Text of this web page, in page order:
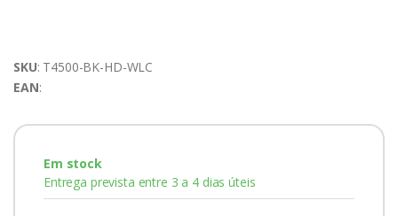
SKU: T4500-BK-HD-WLC
EAN:
Em stock
Entrega prevista entre 3 a 4 dias úteis